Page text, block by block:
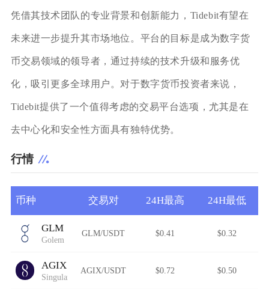
凭借其技术团队的专业背景和创新能力，Tidebit有望在
未来进一步提升其市场地位。平台的目标是成为数字货
币交易领域的领导者，通过持续的技术升级和服务优
化，吸引更多全球用户。对于数字货币投资者来说，
Tidebit提供了一个值得考虑的交易平台选项，尤其是在
去中心化和安全性方面具有独特优势。
行情
币种 交易对 24H最高 24H最低
GLM
Golem
GLM/USDT $0.41 $0.32
AGIX
SingularityNET
AGIX/USDT $0.72 $0.50